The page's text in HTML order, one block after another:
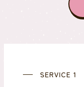
SERVICE 1